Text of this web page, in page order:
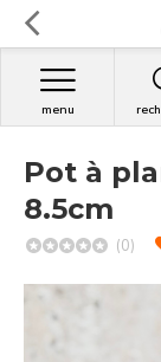
menu
Pot à
8.5cm
(0)